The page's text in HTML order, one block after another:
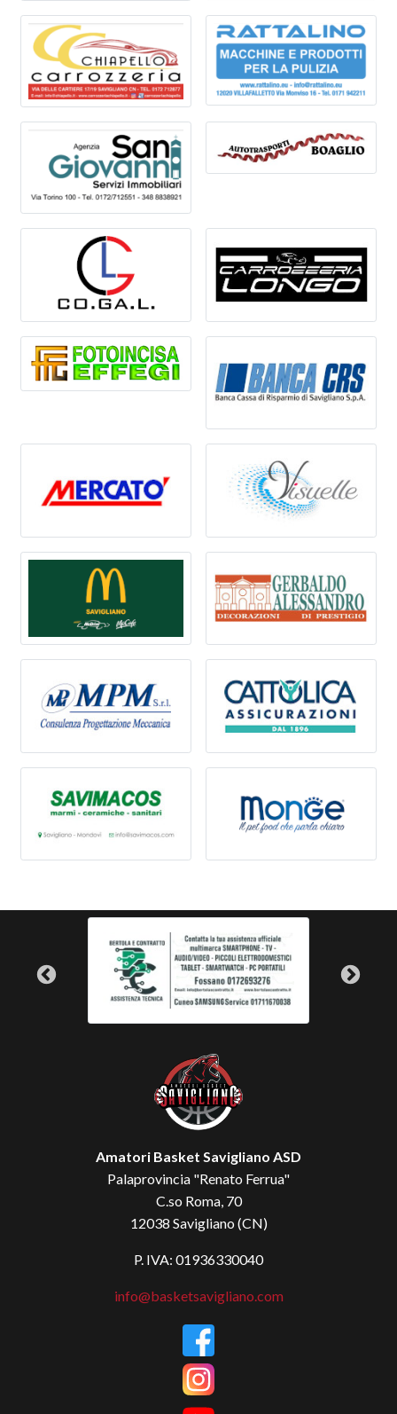
Amatori Basket Savigliano ASD
Palaprovincia "Renato Ferrua"
C.so Roma, 70
12038 Savigliano (CN)
P. IVA: 01936330040
info@basketsavigliano.com